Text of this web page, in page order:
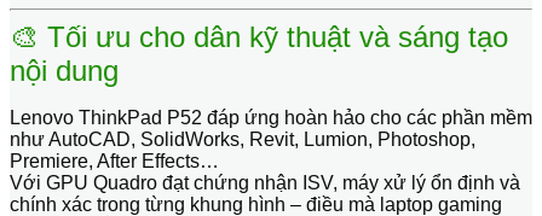
🎨 Tối ưu cho dân kỹ thuật và sáng tạo
nội dung
Lenovo ThinkPad P52 đáp ứng hoàn hảo cho các phần mềm
nhưAutoCAD, SolidWorks, Revit, Lumion, Photoshop,
Premiere, After Effects…
Với GPU Quadro đạt chứng nhận ISV, máy xử lý ổn định và
chính xác trong từng khung hình – điều mà laptop gaming